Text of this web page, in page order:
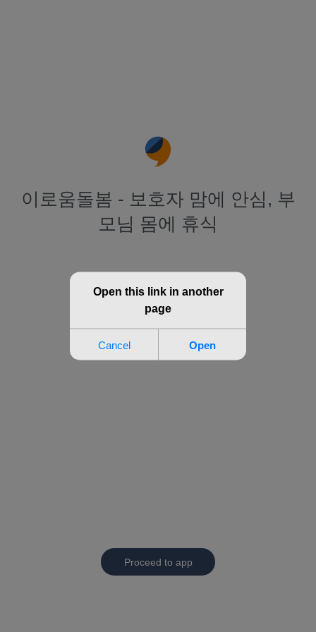
이로움돌봄 - 보호자 맘에 안심, 부
모님 몸에 휴식
Proceed to app